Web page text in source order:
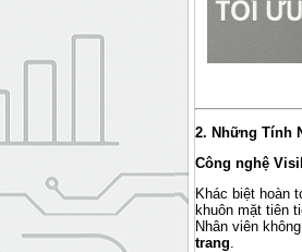
2. Những Tính
Công nghệ
Khác biệt hoàn
khuôn mặt tiên
Nhân viên
trang.